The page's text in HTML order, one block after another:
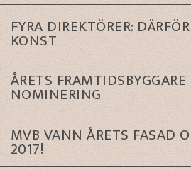
FYRA DIREKTÖRER:
KONST
ÅRETS
NOMINERING
MVB VANN ÅRETS FASAD
2017!